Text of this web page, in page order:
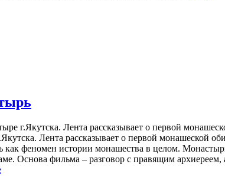
Лента рассказывает о первой
Лента рассказывает о первой монашеской
как феномен истории монашества в целом.
Основа фильма – разговор с правящим архиереем,